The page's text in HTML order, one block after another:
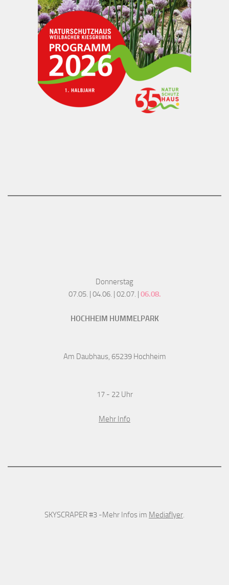
Donnerstag
07.05. | 04.06. | 02.07. | 06.08.
HOCHHEIM HUMMELPARK
Am Daubhaus, 65239 Hochheim
17 - 22 Uhr
Mehr Info
SKYSCRAPER #3 -Mehr Infos im Mediaflyer.